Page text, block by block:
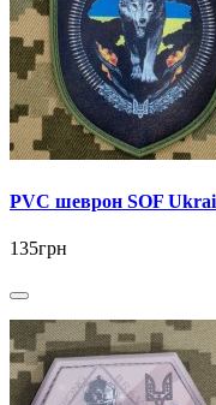
PVC шеврон SOF
135грн